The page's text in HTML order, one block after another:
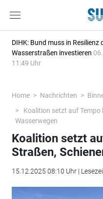
DIHK: Bund muss in Resilienz
Wasserstraßen investieren
11:49 Uhr
Home Nachrichten
Koalition setzt auf Tempo
Wasserwegen
Koalition setzt
Straßen,
15.12.2025 08:10 Uhr |